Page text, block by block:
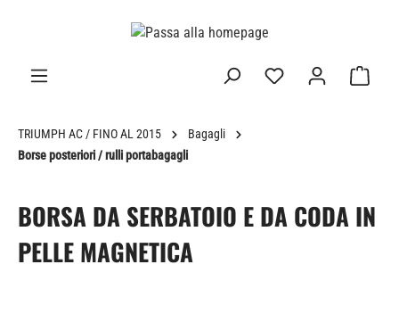
TRIUMPH AC / FINO AL 2015
Bagagli
Borse posteriori / rulli portabagagli
BORSA DA SERBATOIO E DA CODA IN
PELLE MAGNETICA